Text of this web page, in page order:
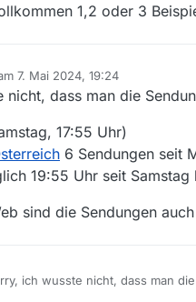
1,2 oder 3
7. Mai 2024, 19:24
von
nicht, dass man die
17:55 Uhr)
6 Sendungen seit
19:55 Uhr seit
sind die Sendungen
ich wusste nicht, dass man